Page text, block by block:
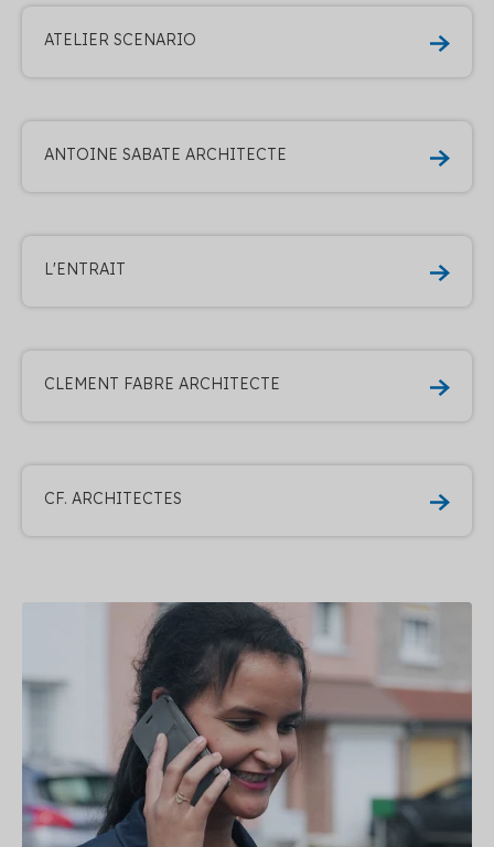
ATELIER SCENARIO
ANTOINE SABATE ARCHITECTE
L'ENTRAIT
CLEMENT FABRE ARCHITECTE
CF. ARCHITECTES